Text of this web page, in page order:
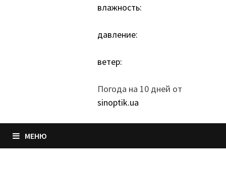
влажность:
давление:
ветер:
Погода на 10 дней от
sinoptik.ua
МЕНЮ